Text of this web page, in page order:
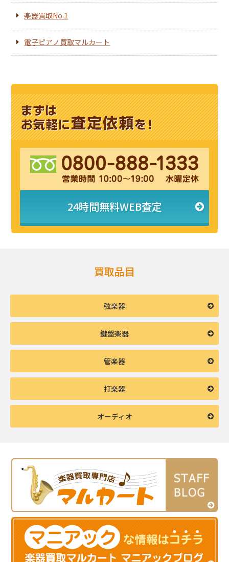
楽器買取No.1
電子ピアノ買取マルカート
24時間無料WEB査定
買取品目
弦楽器
鍵盤楽器
管楽器
打楽器
オーディオ